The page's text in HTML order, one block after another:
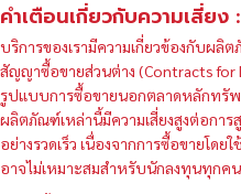
คำเตือนเกี่ยวกับความเสี่ยง :
บริการของเรามีความเกี่ยวข้องกับผ
สัญญาซื้อขายส่วนต่าง (Contracts for
รูปแบบการซื้อขายนอกตลาดหลักทรัพ
ผลิตภัณฑ์เหล่านี้มีความเสี่ยงสูงต่อกา
อย่างรวดเร็ว เนื่องจากการซื้อขายโด
อาจไม่เหมาะสมสำหรับนักลงทุนทุกคน